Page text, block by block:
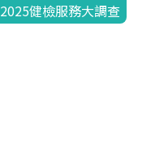
2025健檢服務大調查